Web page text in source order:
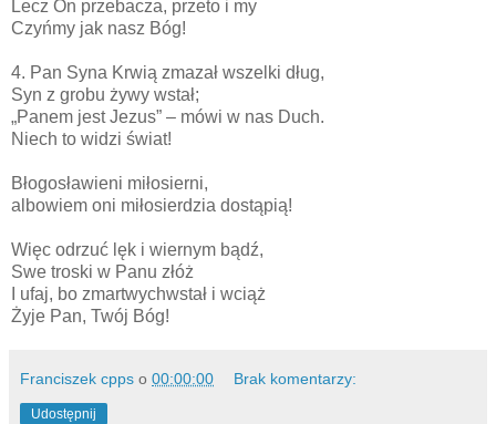
Lecz On przebacza, przeto i my
Czyńmy jak nasz Bóg!
4. Pan Syna Krwią zmazał wszelki dług,
Syn z grobu żywy wstał;
„Panem jest Jezus” – mówi w nas Duch.
Niech to widzi świat!
Błogosławieni miłosierni,
albowiem oni miłosierdzia dostąpią!
Więc odrzuć lęk i wiernym bądź,
Swe troski w Panu złóż
I ufaj, bo zmartwychwstał i wciąż
Żyje Pan, Twój Bóg!
Franciszek cpps o 00:00:00 Brak komentarzy:
Udostępnij